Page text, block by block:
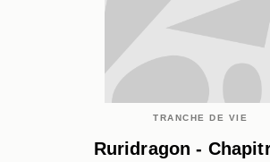
TRANCHE DE VIE
Ruridragon -